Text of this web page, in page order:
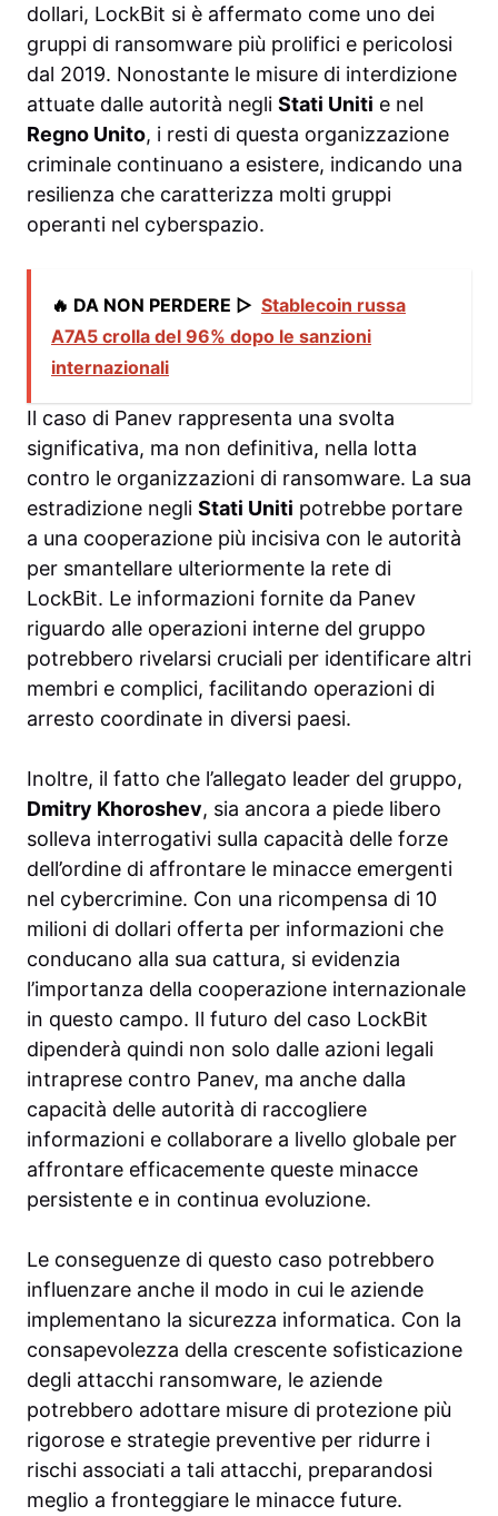
dollari, LockBit si è affermato come uno dei
gruppi di ransomware più prolifici e pericolosi
dal 2019. Nonostante le misure di interdizione
attuate dalle autorità negli Stati Uniti e nel
Regno Unito, i resti di questa organizzazione
criminale continuano a esistere, indicando una
resilienza che caratterizza molti gruppi
operanti nel cyberspazio.
🔥 DA NON PERDERE ▷ Stablecoin russa
A7A5 crolla del 96% dopo le sanzioni
internazionali
Il caso di Panev rappresenta una svolta
significativa, ma non definitiva, nella lotta
contro le organizzazioni di ransomware. La sua
estradizione negli Stati Uniti potrebbe portare
a una cooperazione più incisiva con le autorità
per smantellare ulteriormente la rete di
LockBit. Le informazioni fornite da Panev
riguardo alle operazioni interne del gruppo
potrebbero rivelarsi cruciali per identificare altri
membri e complici, facilitando operazioni di
arresto coordinate in diversi paesi.
Inoltre, il fatto che l’allegato leader del gruppo,
Dmitry Khoroshev, sia ancora a piede libero
solleva interrogativi sulla capacità delle forze
dell’ordine di affrontare le minacce emergenti
nel cybercrimine. Con una ricompensa di 10
milioni di dollari offerta per informazioni che
conducano alla sua cattura, si evidenzia
l’importanza della cooperazione internazionale
in questo campo. Il futuro del caso LockBit
dipenderà quindi non solo dalle azioni legali
intraprese contro Panev, ma anche dalla
capacità delle autorità di raccogliere
informazioni e collaborare a livello globale per
affrontare efficacemente queste minacce
persistente e in continua evoluzione.
Le conseguenze di questo caso potrebbero
influenzare anche il modo in cui le aziende
implementano la sicurezza informatica. Con la
consapevolezza della crescente sofisticazione
degli attacchi ransomware, le aziende
potrebbero adottare misure di protezione più
rigorose e strategie preventive per ridurre i
rischi associati a tali attacchi, preparandosi
meglio a fronteggiare le minacce future.